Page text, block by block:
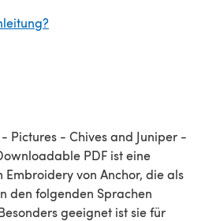
Pictures - Chives and Juniper -
Embroidery von Anchor, die als
den folgenden Sprachen
geeignet ist sie für